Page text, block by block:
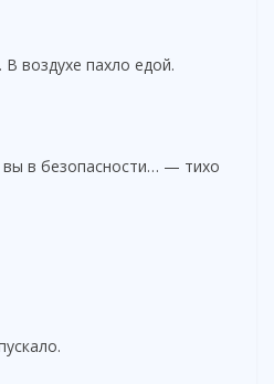
воздухе пахло едой.
в безопасности… — тихо